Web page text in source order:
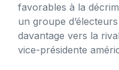
favorables à la
un groupe
davantage vers la
vice-présidente